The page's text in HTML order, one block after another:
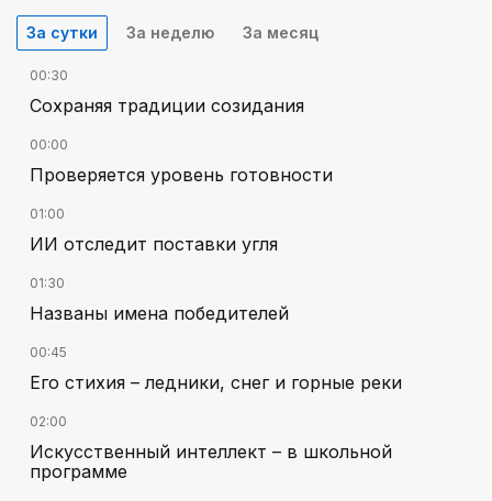
За сутки За неделю За месяц
00:30
Сохраняя традиции созидания
00:00
Проверяется уровень готовности
01:00
ИИ отследит поставки угля
01:30
Названы имена победителей
00:45
Его стихия – ледники, снег и горные реки
02:00
Искусственный интеллект – в школьной
программе